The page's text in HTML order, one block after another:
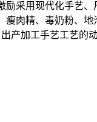
采用现代化手艺
肉精、毒奶粉、
出产加工手艺工艺的动